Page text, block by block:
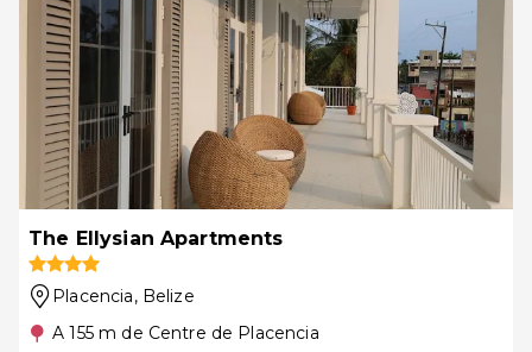
The Ellysian Apartments
Placencia, Belize
A 155 m de Centre de Placencia